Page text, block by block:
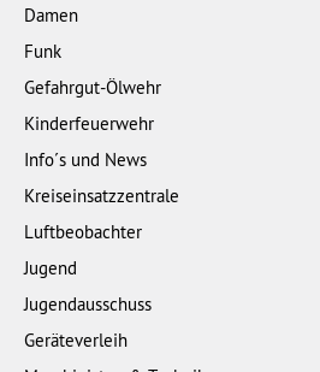
Damen
Funk
Gefahrgut-Ölwehr
Kinderfeuerwehr
Info´s und News
Kreiseinsatzzentrale
Luftbeobachter
Jugend
Jugendausschuss
Geräteverleih